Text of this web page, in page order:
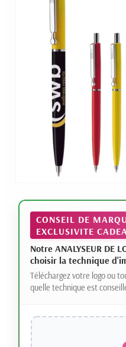
CONSEIL DE
EXCLUSIVITE
Notre ANALYSEUR DE
choisir la technique
Téléchargez votre logo ou
quelle technique est